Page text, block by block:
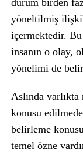
durum birden
yöneltilmiş
içermektedir. Bu
insanın o olay,
yönelimi de
Aslında
konusu
belirleme
temel özne